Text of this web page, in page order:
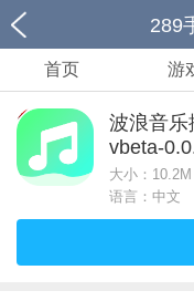
289
首页 游
波浪音乐
vbeta-
大小： 10.2M
语言：中文